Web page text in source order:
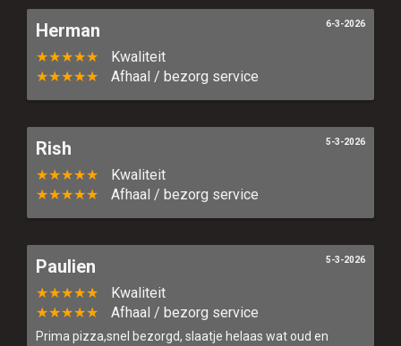
Herman
★★★★★
Kwaliteit
★★★★★
Afhaal / bezorg service
6-3-2026
Rish
★★★★★
Kwaliteit
★★★★★
Afhaal / bezorg service
5-3-2026
Paulien
★★★★★
Kwaliteit
★★★★★
Afhaal / bezorg service
Prima pizza,snel bezorgd, slaatje helaas wat oud en
5-3-2026